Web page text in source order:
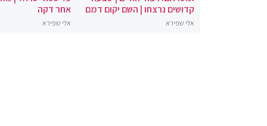
קדושים נרצחו | השם יקום דמם
אלי שפירא
אחר דקה
אלי שפירא